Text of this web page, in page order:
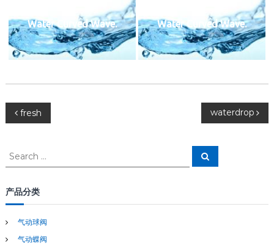
Water Curved Wave. Water Curved Wave.
文
导
航
fresh waterdrop
S
r
c
f
o
S
e
产品分类
气动球阀
气动蝶阀